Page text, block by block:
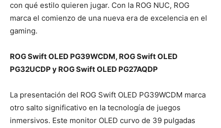
con qué estilo quieren jugar. Con la ROG NUC, ROG
marca el comienzo de una nueva era de excelencia en el
gaming.
ROG Swift OLED PG39WCDM, ROG Swift OLED
PG32UCDP y ROG Swift OLED PG27AQDP
La presentación del ROG Swift OLED PG39WCDM marca
otro salto significativo en la tecnología de juegos
inmersivos. Este monitor OLED curvo de 39 pulgadas